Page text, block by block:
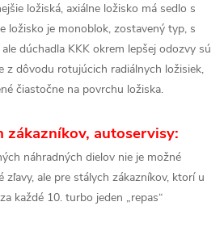
ložiská, axiálne ložisko má sedlo s
ložisko je monoblok, zostavený typ, s
dúchadla KKK okrem lepšej odozvy sú
z dôvodu rotujúcich radiálnych ložisiek,
čiastočne na povrchu ložiska.
zákazníkov, autoservisy:
náhradných dielov nie je možné
zľavy, ale pre stálych zákazníkov, ktorí u
každé 10. turbo jeden „repas“